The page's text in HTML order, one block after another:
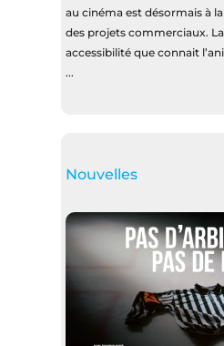
au cinéma est désormais à
des projets commerciaux.
accessibilité que connait
...
Nouvelles